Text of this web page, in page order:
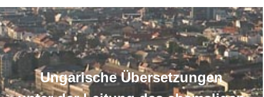
Ungarische Übersetzungen